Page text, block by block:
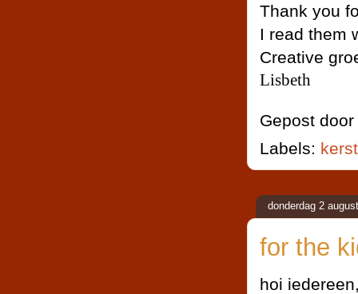
Thank you
I read them
Creative
Lisbeth
Gepost door
Labels: kerst
donderdag 2
for the
hoi